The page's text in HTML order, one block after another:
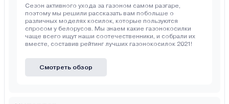
Сезон активного ухода за газоном самом разгаре,
поэтому мы решили рассказать вам побольше о
различных моделях косилок, которые пользуются
спросом у белорусов. Мы знаем какие газонокосилки
чаще всего ищут наши соотечественники, и собрали их
вместе, составив рейтинг лучших газонокосилок 2021!
Смотреть обзор